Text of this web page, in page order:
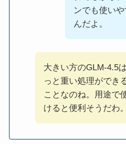
ンでも使い
んだよ。
大きい方のGLM‑4.5
っと重い処理ができ
ことなのね。用途で
けると便利そうだわ。